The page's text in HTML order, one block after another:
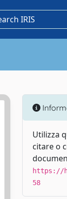
Utilizza
citare o
https://
58